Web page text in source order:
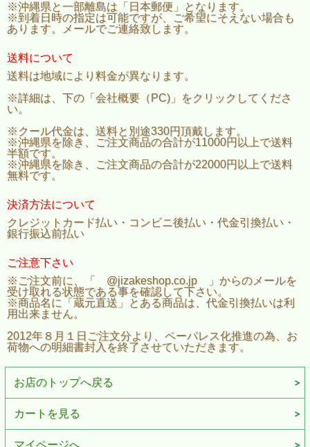
※沖縄県と一部離島は「日本郵便」となります。
※到着日時の指定は可能ですが、ご希望にそえない場合も
あります。メールでご連絡致します。
送料について
送料は地域により料金が異なります。
※詳細は、下の「会社概要（PC)」をクリックしてくださ
い。
※クール代金は、送料と別途330円頂戴します。
※沖縄県を除き、ご注文商品の合計が11000円以上で送料
半額です。
※沖縄県を除き、ご注文商品の合計が22000円以上で送料
無料です。
決済方法について
クレジットカード払い・コンビニ後払い・代金引換払い・
銀行振込前払い
ご注意下さい
※ご注文前に、「 @jizakeshop.co.jp 」からのメールを
受け取れる状態である事を確認して下さい。
※商品名に「蔵元直送」とある商品は、代金引換払いは利
用出来ません。
2012年８月１日ご注文分より、ペーパレス化推進の為、お
荷物への明細書封入を終了させていただきます。
お店のトップへ戻る
カートを見る